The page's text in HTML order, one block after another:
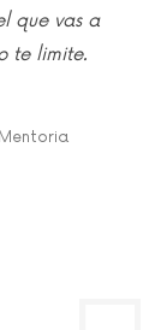
que vas a
te limite.
Mentoria